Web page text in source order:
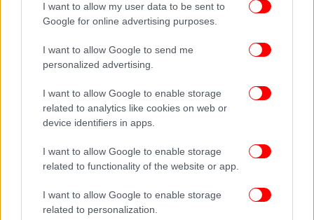
I want to allow my user data to be sent to
Google for online advertising purposes.
I want to allow Google to send me
personalized advertising.
I want to allow Google to enable storage
related to analytics like cookies on web or
device identifiers in apps.
I want to allow Google to enable storage
related to functionality of the website or app.
I want to allow Google to enable storage
related to personalization.
ΚΟΣΜΟΣ 30/10/2025 13:15
Κύπρος: Τέλος ο «Σταμάτης» κι ο «Γρηγόρης»
στα φανάρια: Αντικαθίστανται από γυναικείες
φιγούρες